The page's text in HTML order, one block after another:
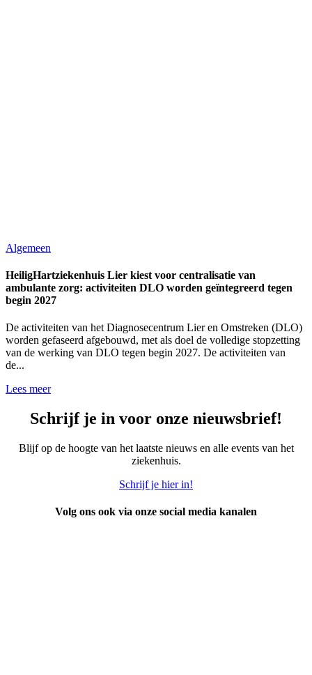
Algemeen
HeiligHartziekenhuis Lier kiest voor centralisatie van
ambulante zorg: activiteiten DLO worden geïntegreerd tegen
begin 2027
De activiteiten van het Diagnosecentrum Lier en Omstreken (DLO)
worden gefaseerd afgebouwd, met als doel de volledige stopzetting
van de werking van DLO tegen begin 2027. De activiteiten van
de...
Lees meer
Schrijf je in voor onze nieuwsbrief!
Blijf op de hoogte van het laatste nieuws en alle events van het
ziekenhuis.
Schrijf je hier in!
Volg ons ook via onze social media kanalen